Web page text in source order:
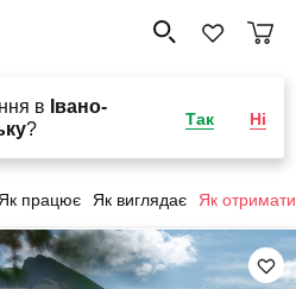
в Івано-
?
Так Ні
Як працює Як виглядає Як отримати